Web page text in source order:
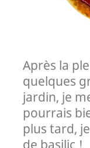
Après la
quelques
jardin, je
pourrais
plus tard,
de basilic !